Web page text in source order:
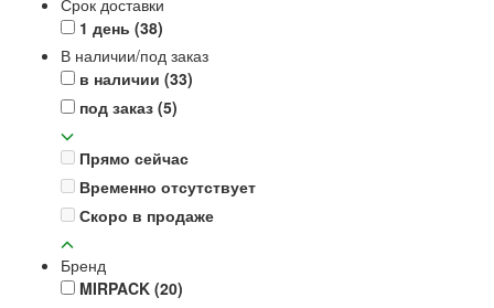
Срок доставки
1 день (38)
В наличии/под заказ
в наличии (33)
под заказ (5)
Прямо сейчас
Временно отсутствует
Скоро в продаже
Бренд
MIRPACK (20)